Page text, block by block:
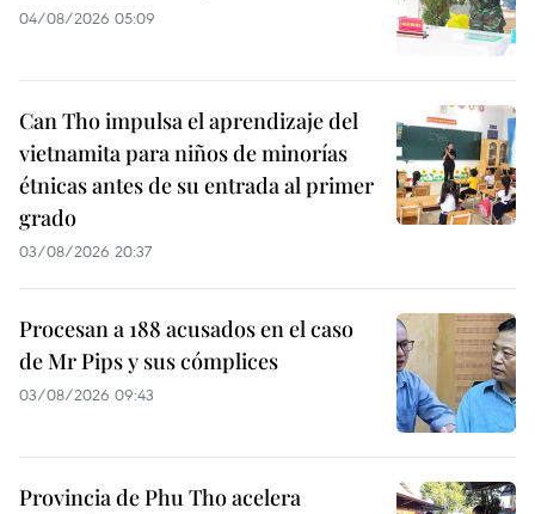
04/08/2026 05:09
Can Tho impulsa el aprendizaje del
vietnamita para niños de minorías
étnicas antes de su entrada al primer
grado
03/08/2026 20:37
Procesan a 188 acusados en el caso
de Mr Pips y sus cómplices
03/08/2026 09:43
Provincia de Phu Tho acelera